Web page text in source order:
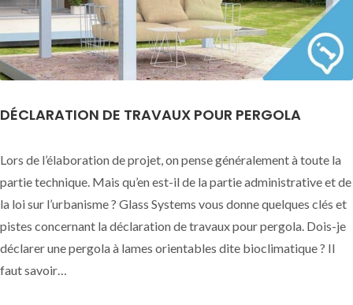
DÉCLARATION DE TRAVAUX POUR PERGOLA
Lors de l’élaboration de projet, on pense généralement à toute la
partie technique. Mais qu’en est-il de la partie administrative et de
la loi sur l’urbanisme ? Glass Systems vous donne quelques clés et
pistes concernant la déclaration de travaux pour pergola. Dois-je
déclarer une pergola à lames orientables dite bioclimatique ? Il
faut savoir…